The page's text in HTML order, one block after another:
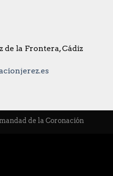
de la Frontera, Cádiz
de la Coronación